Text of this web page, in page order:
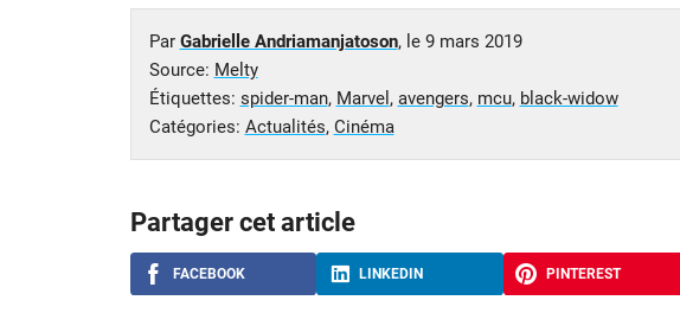
Par Gabrielle Andriamanjatoson, le 9 mars 2019
Source: Melty
Étiquettes: spider-man, Marvel , avengers, mcu, black-widow
Catégories: Actualités, Cinéma
Partager cet article
FACEBOOK LINKEDIN PINTEREST